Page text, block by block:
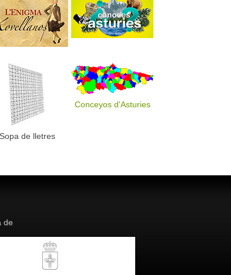
Sopa de lletres
Conceyos d'Asturies
de